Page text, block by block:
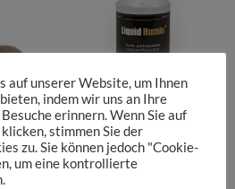
-20%
Liquid Humin+
auf unserer Website, um Ihnen
indem wir uns an Ihre
erinnern. Wenn Sie auf
stimmen Sie der
zu. Sie können jedoch "Cookie-
um eine kontrollierte